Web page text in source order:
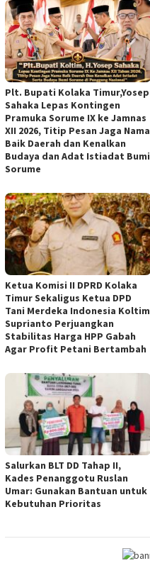
Plt. Bupati Kolaka Timur,Yosep
Sahaka Lepas Kontingen
Pramuka Sorume IX ke Jamnas
XII 2026, Titip Pesan Jaga Nama
Baik Daerah dan Kenalkan
Budaya dan Adat Istiadat Bumi
Sorume
Ketua Komisi II DPRD Kolaka
Timur Sekaligus Ketua DPD
Tani Merdeka Indonesia Koltim
Suprianto Perjuangkan
Stabilitas Harga HPP Gabah
Agar Profit Petani Bertambah
Salurkan BLT DD Tahap II,
Kades Penanggotu Ruslan
Umar: Gunakan Bantuan untuk
Kebutuhan Prioritas